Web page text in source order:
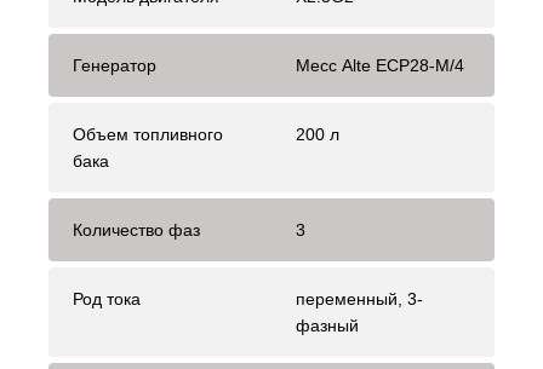
Генератор Mecc Alte ЕСР28-М/4
Объем топливного
бака
200 л
Количество фаз 3
Род тока
переменный, 3-
фазный